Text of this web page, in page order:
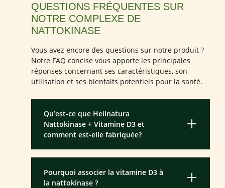
QUESTIONS FRÉQUENTES SUR
NOTRE COMPLEXE DE
NATTOKINASE
Vous avez encore des questions sur notre produit ?
Notre FAQ concise vous apporte les principales
réponses concernant ses caractéristiques, son
utilisation et ses bienfaits potentiels pour la santé.
Qu’est-ce que Heilnatura
Nattokinase + Vitamine D3 et
comment est-elle fabriquée?
Pourquoi associer la vitamine D3 à
la nattokinase ?